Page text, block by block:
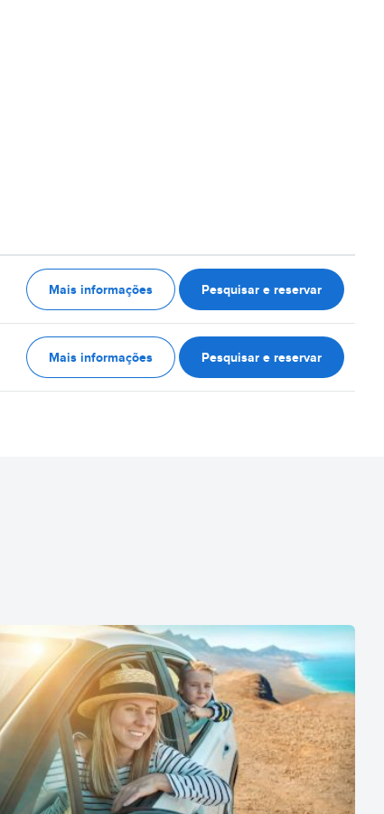
Mais informações Pesquisar e reservar
Mais informações Pesquisar e reservar